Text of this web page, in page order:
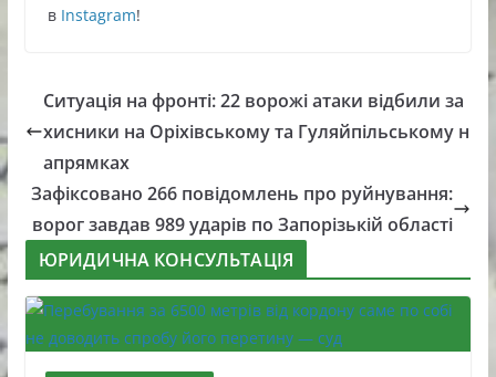
в Instagram!
Ситуація на фронті: 22 ворожі атаки відбили за
хисники на Оріхівському та Гуляйпільському н
апрямках
Зафіксовано 266 повідомлень про руйнування:
ворог завдав 989 ударів по Запорізькій області
ЮРИДИЧНА КОНСУЛЬТАЦІЯ